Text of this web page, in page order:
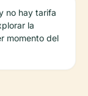
no hay tarifa
la
momento del